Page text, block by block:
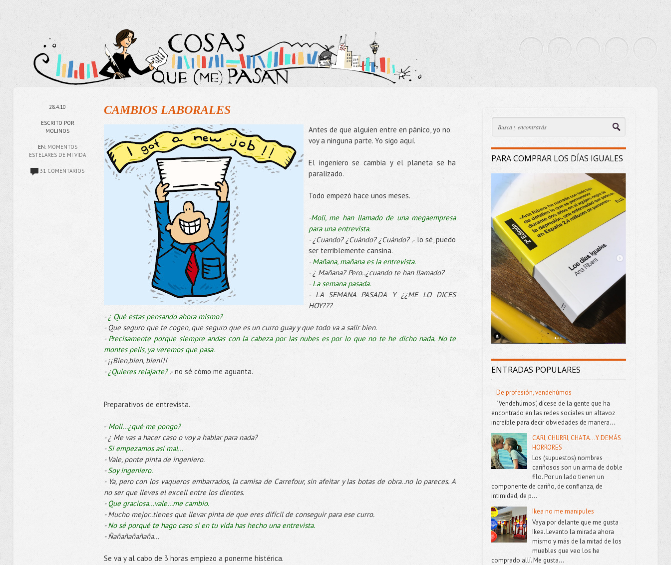
28.4.10
ESCRITO POR
MOLINOS
EN: MOMENTOS
ESTELARES DE MI VIDA
31 COMENTARIOS
CAMBIOS LABORALES
Antes de que alguien entre en pánico, yo no
voy a ninguna parte. Yo sigo aquí.
El ingeniero se cambia y el planeta se ha
paralizado.
Todo empezó hace unos meses.
-Moli, me han llamado de una megaempresa
para una entrevista.
- ¿Cuando? ¿Cuándo? ¿Cuándo? .-lo sé, puedo
ser terriblemente cansina.
-Mañana, mañana es la entrevista.
- ¿ Mañana? Pero..¿cuando te han llamado?
-La semana pasada.
- LA SEMANA PASADA Y ¿¿ME LO DICES
HOY???
-¿ Qué estas pensando ahora mismo?
- Que seguro que te cogen, que seguro que es un curro guay y que todo va a salir bien.
- Precisamente porque siempre andas con la cabeza por las nubes es por lo que no te he dicho nada. No te
montes pelis, ya veremos que pasa.
- ¡¡Bien,bien, bien!!!
-¿Quieres relajarte?.-no sé cómo me aguanta.
Preparativos de entrevista.
- Moli…¿qué me pongo?
- ¿ Me vas a hacer caso o voy a hablar para nada?
-Si empezamos así mal…
- Vale, ponte pinta de ingeniero.
-Soy ingeniero.
- Ya, pero con los vaqueros embarrados, la camisa de Carrefour, sin afeitar y las botas de obra..no lo pareces. A
no ser que lleves el excell entre los dientes.
-Que graciosa…vale…me cambio.
- Mucho mejor..tienes que llevar pinta de que eres difícil de conseguir para ese curro.
-No sé porqué te hago caso si en tu vida has hecho una entrevista.
- Ñañañañañaña…
Se va y al cabo de 3 horas empiezo a ponerme histérica.
PARA COMPRAR LOS DÍAS IGUALES
ENTRADAS POPULARES
De profesión, vendehúmos
"Vendehúmos", dícese de la gente que ha
encontrado en las redes sociales un altavoz
increíble para decir obviedades de manera...
CARI, CHURRI, CHATA...Y DEMÁS
HORRORES
Los (supuestos) nombres
cariñosos son un arma de doble
filo. Por un lado tienen un
componente de cariño, de confianza, de
intimidad, de p...
Ikea no me manipules
Vaya por delante que me gusta
Ikea. Levanto la mirada ahora
mismo y más de la mitad de los
muebles que veo los he
comprado allí. Me gusta...